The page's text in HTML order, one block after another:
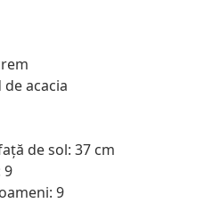
acacia
de sol: 37 cm
9
9